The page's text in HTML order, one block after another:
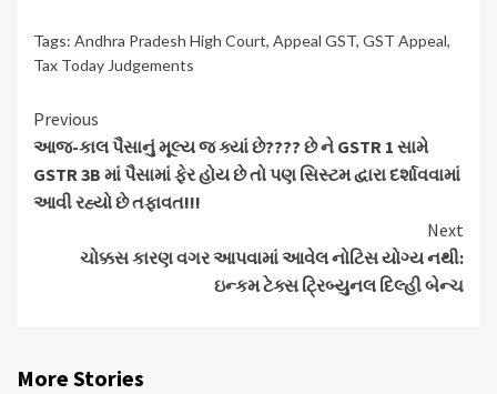
Tags: Andhra Pradesh High Court, Appeal GST, GST Appeal,
Tax Today Judgements
Continue
Reading
Previous
આજ-કાલ પૈસાનું મૂલ્ય જ ક્યાં છે???? છે ને GSTR 1 સામે
GSTR 3B માં પૈસામાં ફેર હોય છે તો પણ સિસ્ટમ દ્વારા દર્શાવવામાં
આવી રહ્યો છે તફાવત!!!
Next
ચોક્કસ કારણ વગર આપવામાં આવેલ નોટિસ યોગ્ય નથી:
ઇન્કમ ટેક્સ ટ્રિબ્યુનલ દિલ્હી બેન્ચ
More Stories